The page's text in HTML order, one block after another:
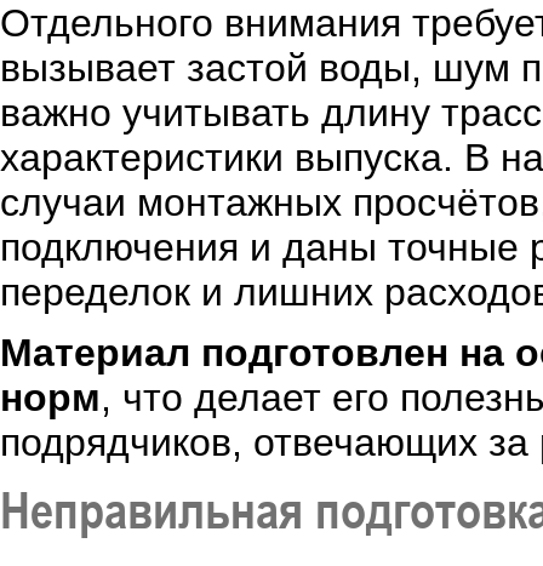
Отдельного внимания
вызывает застой воды, шум
важно учитывать длину
характеристики выпуска. В
случаи монтажных
подключения и даны точные
переделок и лишних
Материал подготовлен на
норм, что делает его
подрядчиков, отвечающих за
Неправильная